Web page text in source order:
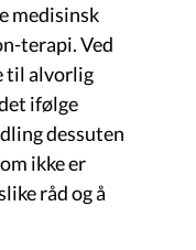
medisinsk
terapi. Ved
til alvorlig
ifølge
dessuten
ikke er
råd og å